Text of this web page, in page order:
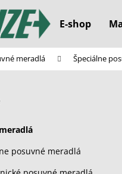
E-shop
meradlá Špeciálne
posuvné meradlá